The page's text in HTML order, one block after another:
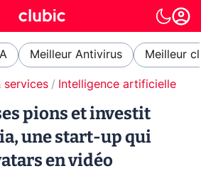
IA Meilleur Antivirus Meilleur
services Intelligence artificielle
pions et investit
une start-up qui
en vidéo